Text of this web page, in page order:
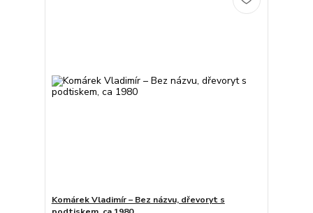
Komárek Vladimír – Bez názvu, dřevoryt s